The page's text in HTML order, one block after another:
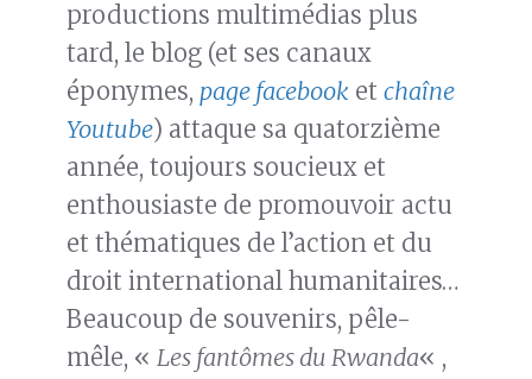
productions multimédias plus
tard, le blog (et ses canaux
éponymes, page facebook et chaîne
Youtube) attaque sa quatorzième
année, toujours soucieux et
enthousiaste de promouvoir actu
et thématiques de l’action et du
droit international humanitaires…
Beaucoup de souvenirs, pêle-
mêle, « Les fantômes du Rwanda« ,